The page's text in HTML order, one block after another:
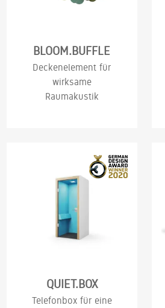
BLOOM.BUFFLE
Deckenelement für
wirksame
Raumakustik
QUIET.BOX
Telefonbox für eine